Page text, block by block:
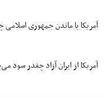
آمریکا با ماندن جمهوری
آمریکا از ایران آزاد چقدر سود